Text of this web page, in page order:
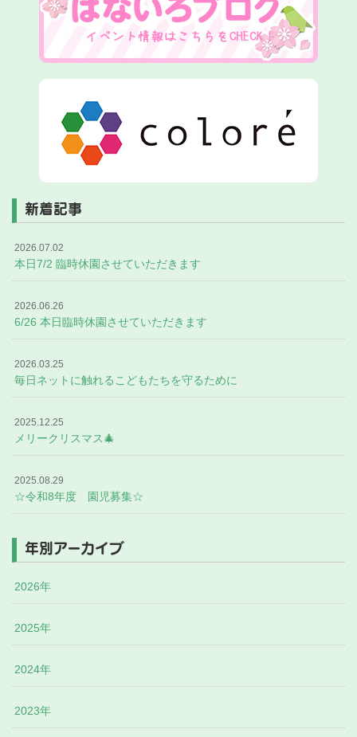
新着記事
2026.07.02
本日7/2 臨時休園させていただきます
2026.06.26
6/26 本日臨時休園させていただきます
2026.03.25
毎日ネットに触れるこどもたちを守るために
2025.12.25
メリークリスマス🎄
2025.08.29
☆令和8年度 園児募集☆
年別アーカイブ
2026年
2025年
2024年
2023年